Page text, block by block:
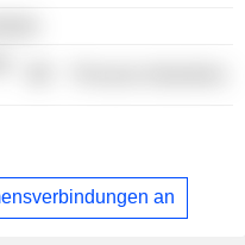
an